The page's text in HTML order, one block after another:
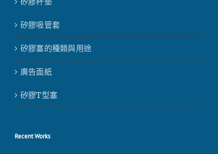
矽膠吸管套
矽膠塞的種類與用途
廣告面紙
矽膠T型塞
Recent Works